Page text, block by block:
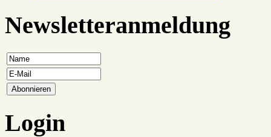
Newsletteranmeldung
Login